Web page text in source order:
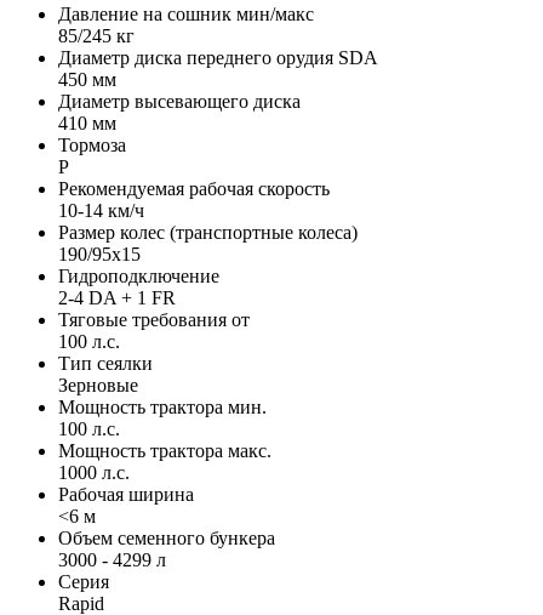
Давление на сошник мин/макс
85/245 кг
Диаметр диска переднего орудия SDA
450 мм
Диаметр высевающего диска
410 мм
Тормоза
P
Рекомендуемая рабочая скорость
10-14 км/ч
Размер колес (транспортные колеса)
190/95x15
Гидроподключение
2-4 DA + 1 FR
Тяговые требования от
100 л.с.
Тип сеялки
Зерновые
Мощность трактора мин.
100 л.с.
Мощность трактора макс.
1000 л.с.
Рабочая ширина
<6 м
Объем семенного бункера
3000 - 4299 л
Серия
Rapid